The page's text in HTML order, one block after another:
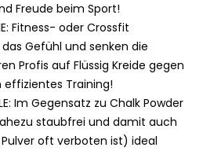
Freude beim Sport!
Fitness- oder Crossfit
Gefühl und senken die
Profis auf Flüssig Kreide gegen
effizientes Training!
Im Gegensatz zu Chalk Powder
staubfrei und damit auch
oft verboten ist) ideal